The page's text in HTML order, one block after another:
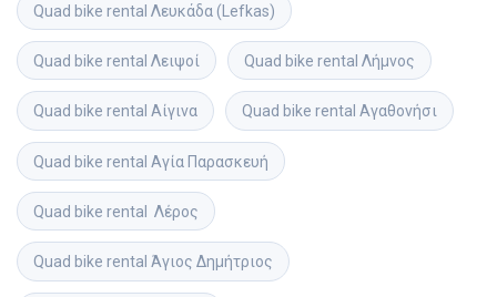
Quad bike rental Λευκάδα (Lefkas)
Quad bike rental Λειψοί Quad bike rental Λήμνος
Quad bike rental Αίγινα Quad bike rental Αγαθονήσι
Quad bike rental Αγία Παρασκευή
Quad bike rental Λέρος
Quad bike rental Άγιος Δημήτριος